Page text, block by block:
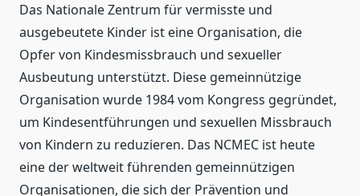
Das Nationale Zentrum für vermisste und
ausgebeutete Kinder ist eine Organisation, die
Opfer von Kindesmissbrauch und sexueller
Ausbeutung unterstützt. Diese gemeinnützige
Organisation wurde 1984 vom Kongress gegründet,
um Kindesentführungen und sexuellen Missbrauch
von Kindern zu reduzieren. Das NCMEC ist heute
eine der weltweit führenden gemeinnützigen
Organisationen, die sich der Prävention und